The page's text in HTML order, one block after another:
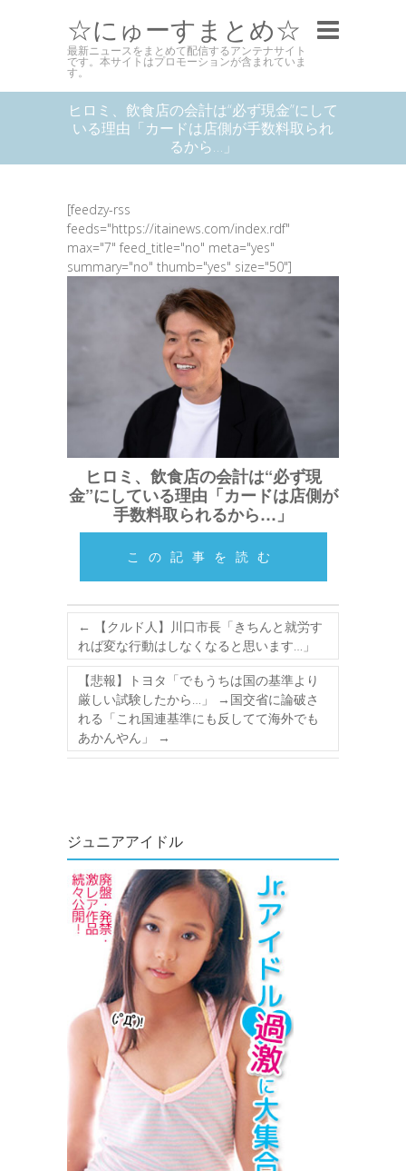
☆にゅーすまとめ☆
最新ニュースをまとめて配信するアンテナサイト
です。本サイトはプロモーションが含まれていま
す。
ヒロミ、飲食店の会計は“必ず現金”にして
いる理由「カードは店側が手数料取られ
るから…」
[feedzy-rss
feeds="https://itainews.com/index.rdf"
max="7" feed_title="no" meta="yes"
summary="no" thumb="yes" size="50"]
ヒロミ、飲食店の会計は“必ず現
金”にしている理由「カードは店側が
手数料取られるから…」
この記事を読む
←
【クルド人】川口市長「きちんと就労す
れば変な行動はしなくなると思います…」
【悲報】トヨタ「でもうちは国の基準より
厳しい試験したから…」 →国交省に論破さ
れる「これ国連基準にも反してて海外でも
あかんやん」
→
ジュニアアイドル